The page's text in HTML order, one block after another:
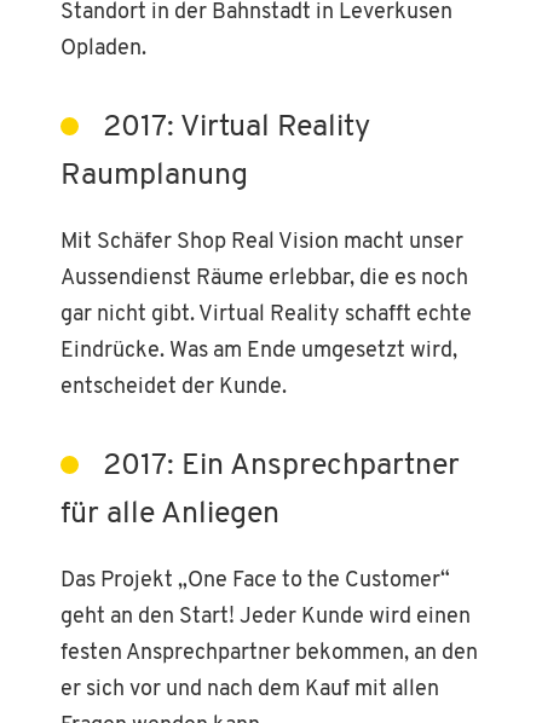
Standort in der Bahnstadt in Leverkusen
Opladen.
2017: Virtual Reality
Raumplanung
Mit Schäfer Shop Real Vision macht unser
Aussendienst Räume erlebbar, die es noch
gar nicht gibt. Virtual Reality schafft echte
Eindrücke. Was am Ende umgesetzt wird,
entscheidet der Kunde.
2017: Ein Ansprechpartner
für alle Anliegen
Das Projekt „One Face to the Customer“
geht an den Start! Jeder Kunde wird einen
festen Ansprechpartner bekommen, an den
er sich vor und nach dem Kauf mit allen